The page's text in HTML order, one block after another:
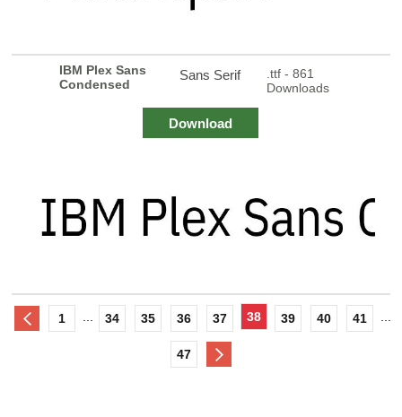
IBM Plex Sans
Condensed
Sans Serif
.ttf - 861
Downloads
Download
1 34 35 36 37 38 39 40 41
47